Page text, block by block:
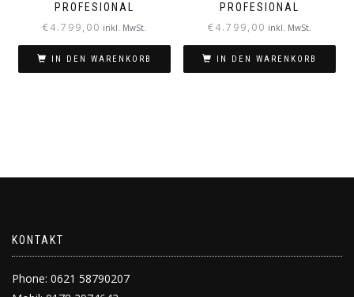
PROFESIONAL
€4.799,00 inkl. MwSt.
IN DEN WARENKORB
PROFESIONAL
€4.799,00 inkl. MwSt.
IN DEN WARENKORB
KONTAKT
Phone: 0621 58790207